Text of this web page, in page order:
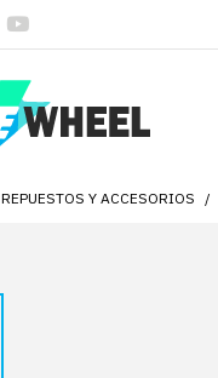
REPUESTOS Y ACCESORIOS